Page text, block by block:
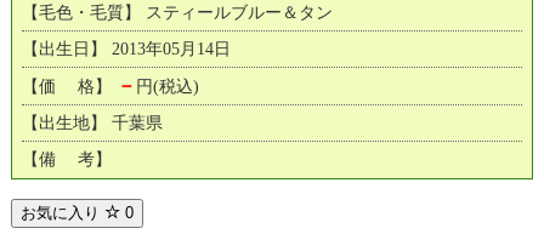
【毛色・毛質】 スティールブルー＆タン
【出生日】 2013年05月14日
【価 格】 － 円(税込)
【出生地】 千葉県
【備 考】
お気に入り 0